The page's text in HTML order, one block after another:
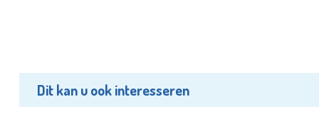
Dit kan u ook interesseren